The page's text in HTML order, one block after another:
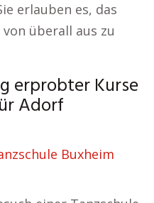
erlauben es, das
überall aus zu
erprobter Kurse
Adorf
Buxheim